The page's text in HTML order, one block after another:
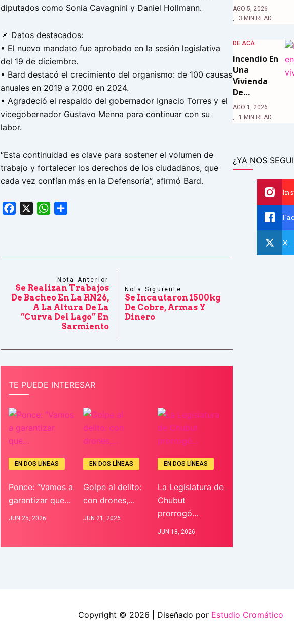
diputados como Sonia Cavagnini y Daniel Hollmann.
📌 Datos destacados:
• El nuevo mandato fue aprobado en la sesión legislativa
del 19 de diciembre.
• Bard destacó el crecimiento del organismo: de 100 causas
anuales en 2019 a 7.000 en 2024.
• Agradeció el respaldo del gobernador Ignacio Torres y el
vicegobernador Gustavo Menna para continuar con su
labor.
“Esta continuidad es clave para sostener el volumen de
trabajo y fortalecer los derechos de los ciudadanos, que
cada vez confían más en la Defensoría”, afirmó Bard.
Facebook WhatsApp
Nota Anterior
Se Realizan Trabajos
De Bacheo En La RN26,
A La Altura De La
“curva Del Lago” En
Sarmiento
Nota Siguiente
Se Incautaron 1500kg
De Cobre, Armas Y
Dinero
TE PUEDE INTERESAR
EN DOS LÍNEAS
Ponce: “Vamos a
garantizar que…
JUN 25, 2026
EN DOS LÍNEAS
Golpe al delito:
con drones,…
JUN 21, 2026
EN DOS LÍNEAS
La Legislatura de
Chubut
prorrogó…
JUN 18, 2026
AGO 5, 2026
3 MIN READ
DE ACÁ
Incendio En
Una
Vivienda
De…
AGO 1, 2026
1 MIN READ
¿YA NOS
X
Copyright © 2026 | Diseñado por Estudio Cromático